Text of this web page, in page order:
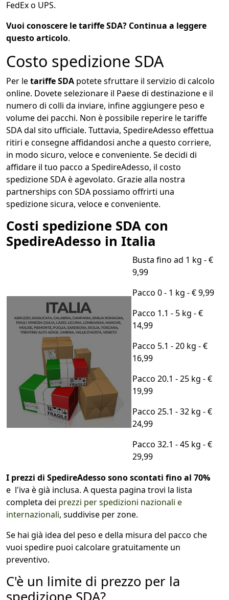
FedEx o UPS.
Vuoi conoscere le tariffe SDA? Continua a leggere
questo articolo.
Costo spedizione SDA
Per letariffe SDA potete sfruttare il servizio di calcolo
online. Dovete selezionare il Paese di destinazione e il
numero di colli da inviare, infine aggiungere peso e
volume dei pacchi. Non è possibile reperire le tariffe
SDA dal sito ufficiale. Tuttavia, SpedireAdesso effettua
ritiri e consegne affidandosi anche a questo corriere,
in modo sicuro, veloce e conveniente. Se decidi di
affidare il tuo pacco a SpedireAdesso, il costo
spedizione SDA è agevolato. Grazie alla nostra
partnerships con SDA possiamo offrirti una
spedizione sicura, veloce e conveniente.
Costi spedizione SDA con
SpedireAdesso in Italia
Busta fino ad 1 kg - €
9,99
Pacco 0 - 1 kg - € 9,99
Pacco 1.1 - 5 kg - €
14,99
Pacco 5.1 - 20 kg - €
16,99
Pacco 20.1 - 25 kg - €
19,99
Pacco 25.1 - 32 kg - €
24,99
Pacco 32.1 - 45 kg - €
29,99
I prezzi di SpedireAdesso sono scontati fino al 70%
e l'iva è già inclusa. A questa pagina trovi la lista
completa dei prezzi per spedizioni nazionali e
internazionali, suddivise per zone.
Se hai già idea del peso e della misura del pacco che
vuoi spedire puoi calcolare gratuitamente un
preventivo.
C'è un limite di prezzo per la